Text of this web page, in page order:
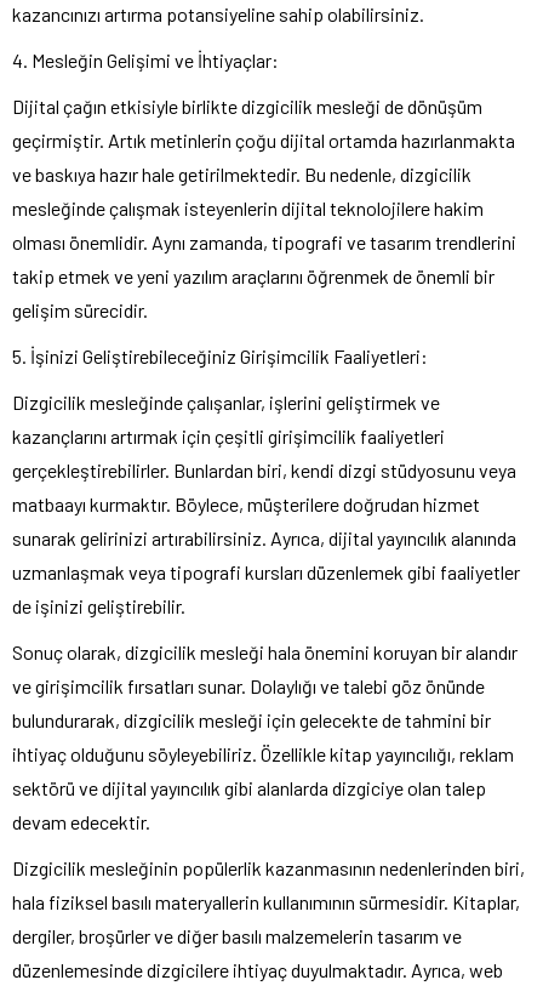
kazancınızı artırma potansiyeline sahip olabilirsiniz.
4. Mesleğin Gelişimi ve İhtiyaçlar:
Dijital çağın etkisiyle birlikte dizgicilik mesleği de dönüşüm
geçirmiştir. Artık metinlerin çoğu dijital ortamda hazırlanmakta
ve baskıya hazır hale getirilmektedir. Bu nedenle, dizgicilik
mesleğinde çalışmak isteyenlerin dijital teknolojilere hakim
olması önemlidir. Aynı zamanda, tipografi ve tasarım trendlerini
takip etmek ve yeni yazılım araçlarını öğrenmek de önemli bir
gelişim sürecidir.
5. İşinizi Geliştirebileceğiniz Girişimcilik Faaliyetleri:
Dizgicilik mesleğinde çalışanlar, işlerini geliştirmek ve
kazançlarını artırmak için çeşitli girişimcilik faaliyetleri
gerçekleştirebilirler. Bunlardan biri, kendi dizgi stüdyosunu veya
matbaayı kurmaktır. Böylece, müşterilere doğrudan hizmet
sunarak gelirinizi artırabilirsiniz. Ayrıca, dijital yayıncılık alanında
uzmanlaşmak veya tipografi kursları düzenlemek gibi faaliyetler
de işinizi geliştirebilir.
Sonuç olarak, dizgicilik mesleği hala önemini koruyan bir alandır
ve girişimcilik fırsatları sunar. Dolaylığı ve talebi göz önünde
bulundurarak, dizgicilik mesleği için gelecekte de tahmini bir
ihtiyaç olduğunu söyleyebiliriz. Özellikle kitap yayıncılığı, reklam
sektörü ve dijital yayıncılık gibi alanlarda dizgiciye olan talep
devam edecektir.
Dizgicilik mesleğinin popülerlik kazanmasının nedenlerinden biri,
hala fiziksel basılı materyallerin kullanımının sürmesidir. Kitaplar,
dergiler, broşürler ve diğer basılı malzemelerin tasarım ve
düzenlemesinde dizgicilere ihtiyaç duyulmaktadır. Ayrıca, web